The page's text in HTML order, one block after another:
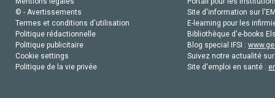
© - Avertissements
Termes et conditions d'utilisation
Politique rédactionnelle
Politique publicitaire
Cookie settings
Politique de la vie privée
Site d'information sur
E-learning pour les
Bibliothèque d'e-books
Blog special IFSI :
Suivez notre actualité
Site d'emploi en santé :